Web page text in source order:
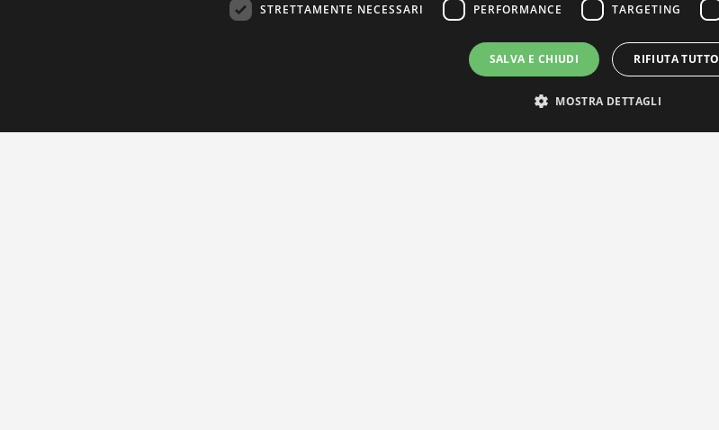
STRETTAMENTE NECESSARI PERFORMANCE TARGETING
SALVA E CHIUDI RIFIUTA TUTTO
MOSTRA DETTAGLI